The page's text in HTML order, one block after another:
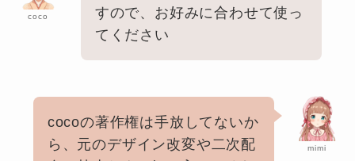
coco
すので、お好みに合わせて使っ
てください
mimi
cocoの著作権は手放してないか
ら、元のデザイン改変や二次配